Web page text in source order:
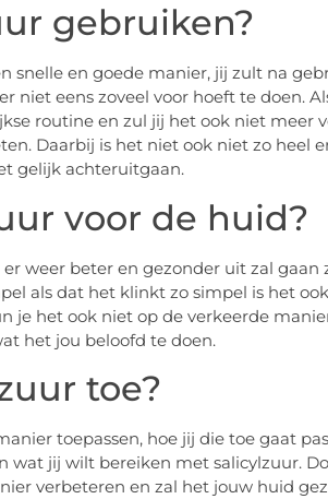
gebruiken?
snelle en goede manier, jij zult na
niet eens zoveel voor hoeft te doen.
routine en zul jij het ook niet meer
Daarbij is het niet ook niet zo heel
gelijk achteruitgaan.
voor de huid?
weer beter en gezonder uit zal
als dat het klinkt zo simpel is het
je het ook niet op de verkeerde
het jou beloofd te doen.
toe?
toepassen, hoe jij die toe gaat
wat jij wilt bereiken met salicylzuur.
verbeteren en zal het jouw huid